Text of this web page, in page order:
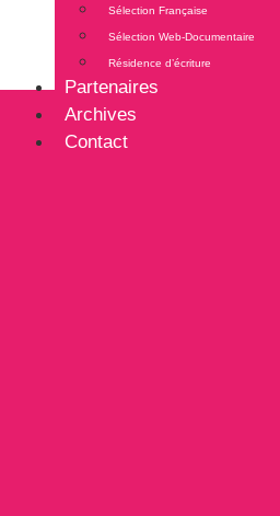
Sélection Française
Sélection Web-Documentaire
Résidence d’écriture
Partenaires
Archives
Contact